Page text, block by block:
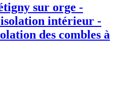
sur orge -
intérieur -
des combles à